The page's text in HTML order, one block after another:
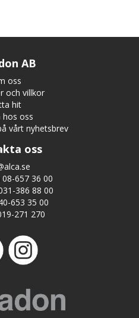
AB
oss
och villkor
hit
hos oss
vårt nyhetsbrev
oss
657 36 00
386 88 00
653 35 00
271 270